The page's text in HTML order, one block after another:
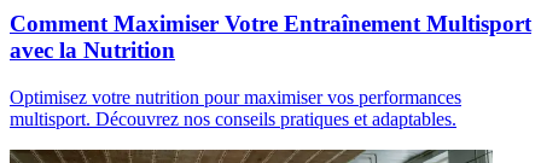
Comment Maximiser Votre Entraînement Multisport
avec la Nutrition
Optimisez votre nutrition pour maximiser vos performances
multisport. Découvrez nos conseils pratiques et adaptables.